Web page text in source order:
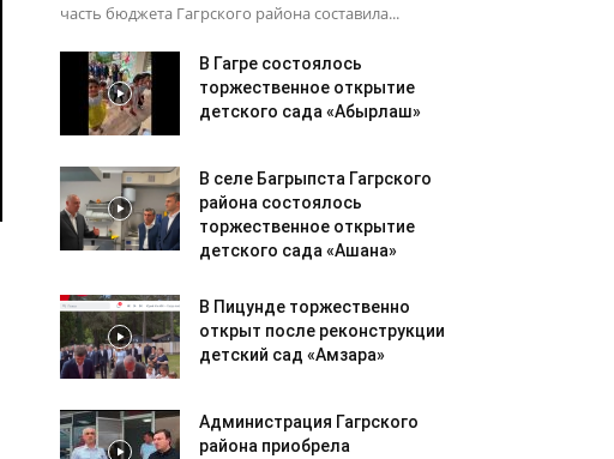
часть бюджета Гагрского района составила...
В Гагре состоялось
торжественное открытие
детского сада «Абырлаш»
В селе Багрыпста Гагрского
района состоялось
торжественное открытие
детского сада «Ашана»
В Пицунде торжественно
открыт после реконструкции
детский сад «Амзара»
Администрация Гагрского
района приобрела